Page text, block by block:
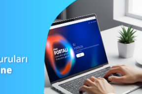
) Haziran 2026 (Tekrar)
Tıbbi Sarf Malzeme Alımı
(4 Aylık) (Tekrar)
Tıbbi Sarf Malzeme Alımı (4
Nisan 2026 (Tekrar)
Eldiveni Alımı Haziran 2026 (2